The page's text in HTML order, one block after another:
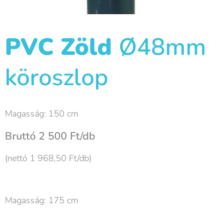
PVC Zöld Ø48mm
köroszlop
Magasság: 150 cm
Bruttó 2 500 Ft/db
(nettó 1 968,50 Ft/db)
Magasság: 175 cm